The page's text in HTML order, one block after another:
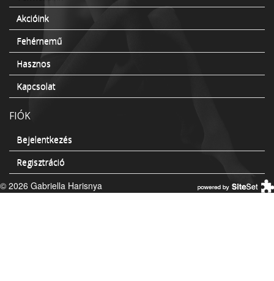
Akcióink
Fehérnemű
Hasznos
Kapcsolat
FIÓK
Bejelentkezés
Regisztráció
© 2026 Gabriella Harisnya